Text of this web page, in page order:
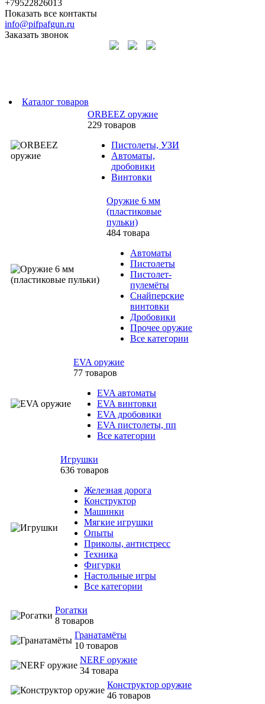
+79522826013
Показать все контакты
info@pifpafgun.ru
Заказать звонок
Каталог товаров
ORBEEZ оружие
229 товаров
Пистолеты, УЗИ
Автоматы,
дробовики
Винтовки
Оружие 6 мм
(пластиковые
пульки)
484 товара
Автоматы
Пистолеты
Пистолет-
пулемёты
Снайперские
винтовки
Дробовики
Прочее оружие
Все категории
EVA оружие
77 товаров
EVA автоматы
EVA винтовки
EVA дробовики
EVA пистолеты, пп
Все категории
Игрушки
636 товаров
Железная дорога
Конструктор
Машинки
Мягкие игрушки
Опыты
Приколы, антистресс
Техника
Фигурки
Настольные игры
Все категории
Рогатки
8 товаров
Гранатамёты
10 товаров
NERF оружие
34 товара
Конструктор оружие
46 товаров